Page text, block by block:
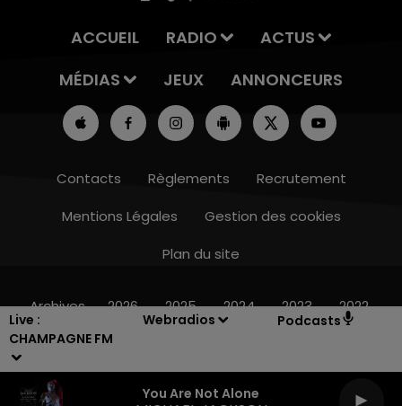
Live :
CHAMPAGNE FM
Webradios Podcasts
You Are Not Alone
10h00 - 14h00
ACCUEIL RADIO
ACTUS
MÉDIAS
JEUX ANNONCEURS
Contacts Règlements
Recrutement
Mentions Légales
Gestion des cookies
Plan du site
Archives 2026 2025 2024 2023 2022